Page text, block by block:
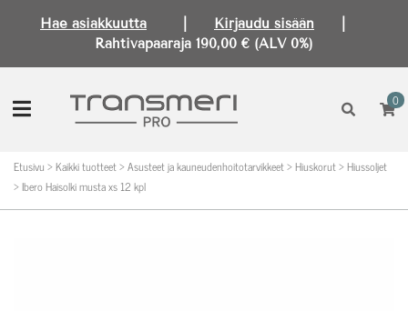
Hae asiakkuutta Kirjaudu sisään
Rahtivapaaraja 190,00 € (ALV 0%)
0
Etusivu >Kaikki tuotteet>Asusteet ja kauneudenhoitotarvikkeet>Hiuskorut>Hiussoljet
>Ibero Haisolki musta xs 12 kpl